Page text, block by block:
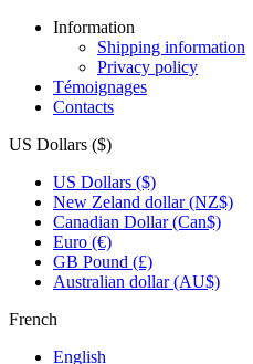
Information
Shipping information
Privacy policy
Témoignages
Contacts
US Dollars ($)
US Dollars ($)
New Zeland dollar (NZ$)
Canadian Dollar (Can$)
Euro (€)
GB Pound (£)
Australian dollar (AU$)
French
English